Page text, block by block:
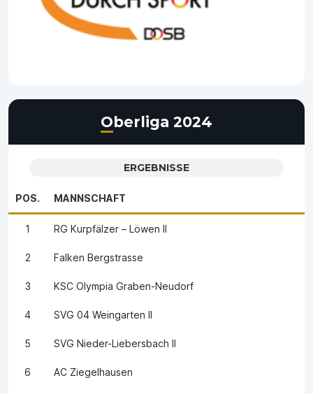
Oberliga 2024
ERGEBNISSE
POS. MANNSCHAFT
1 RG Kurpfälzer – Löwen II
2 Falken Bergstrasse
3 KSC Olympia Graben-Neudorf
4 SVG 04 Weingarten II
5 SVG Nieder-Liebersbach II
6 AC Ziegelhausen